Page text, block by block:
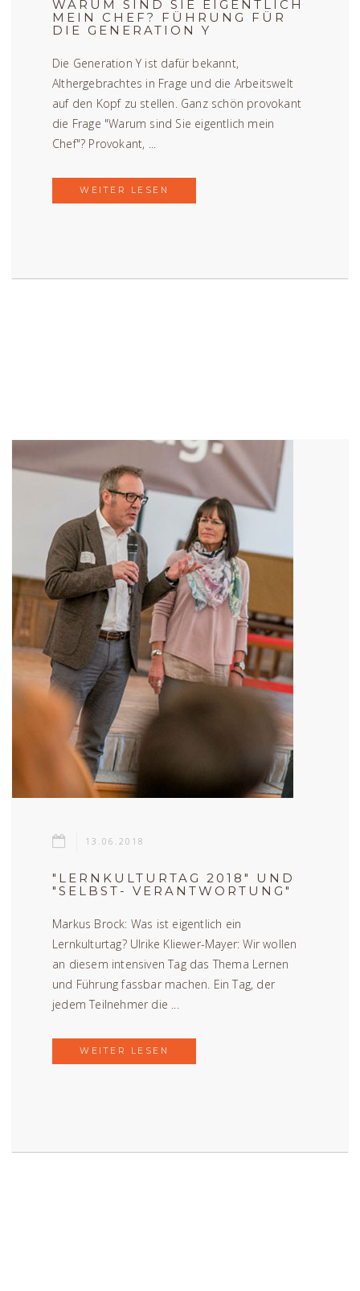
WARUM SIND SIE EIGENTLICH
MEIN CHEF? FÜHRUNG FÜR
DIE GENERATION Y
Die Generation Y ist dafür bekannt,
Althergebrachtes in Frage und die Arbeitswelt
auf den Kopf zu stellen. Ganz schön provokant
die Frage "Warum sind Sie eigentlich mein
Chef"? Provokant, ...
WEITER LESEN
13.06.2018
"LERNKULTURTAG 2018" UND
"SELBST- VERANTWORTUNG"
Markus Brock: Was ist eigentlich ein
Lernkulturtag? Ulrike Kliewer-Mayer: Wir wollen
an diesem intensiven Tag das Thema Lernen
und Führung fassbar machen. Ein Tag, der
jedem Teilnehmer die ...
WEITER LESEN